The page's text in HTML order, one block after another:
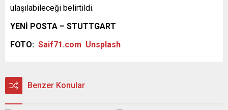
ulaşılabileceği belirtildi.
YENİ POSTA – STUTTGART
FOTO: Saif71.com Unsplash
Benzer Konular